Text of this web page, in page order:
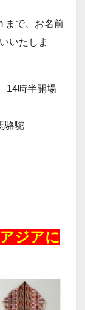
まで、お名前
いたしま
時半開場
駱駝
ジアに